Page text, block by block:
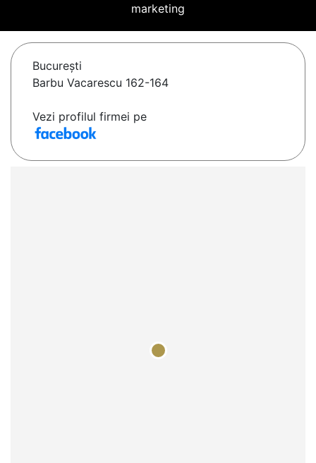
marketing
Bucureşti
Barbu Vacarescu 162-164
Vezi profilul firmei pe